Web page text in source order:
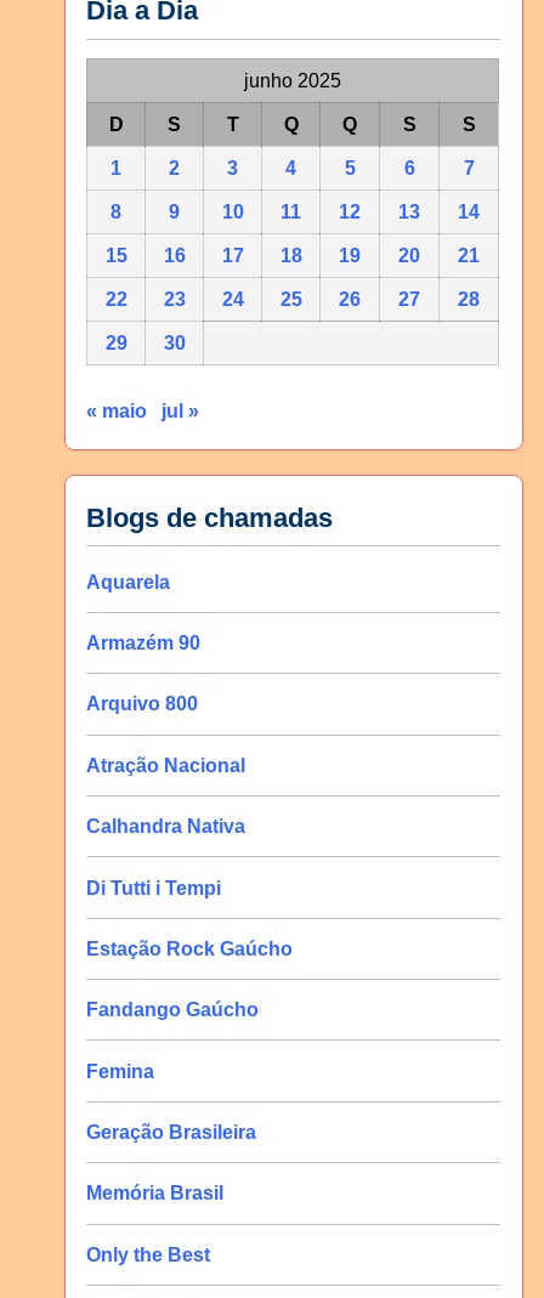
Dia a Dia
junho 2025
D S T Q Q S S
1 2 3 4 5 6 7
8 9 10 11 12 13 14
15 16 17 18 19 20 21
22 23 24 25 26 27 28
29 30
« maio jul »
Blogs de chamadas
Aquarela
Armazém 90
Arquivo 800
Atração Nacional
Calhandra Nativa
Di Tutti i Tempi
Estação Rock Gaúcho
Fandango Gaúcho
Femina
Geração Brasileira
Memória Brasil
Only the Best